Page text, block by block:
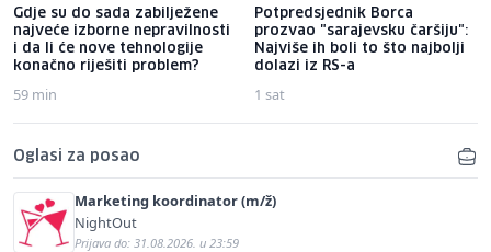
Gdje su do sada zabilježene
najveće izborne nepravilnosti
i da li će nove tehnologije
konačno riješiti problem?
59 min
Potpredsjednik Borca
prozvao "sarajevsku čaršiju":
Najviše ih boli to što najbolji
dolazi iz RS-a
1 sat
Oglasi za posao
Marketing koordinator (m/ž)
NightOut
Prijava do: 31.08.2026. u 23:59